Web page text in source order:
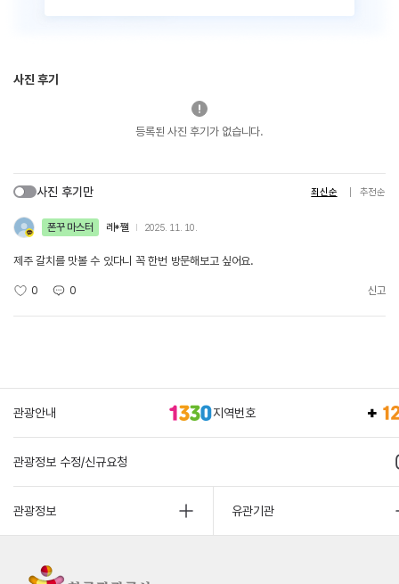
사진 후기
등록된 사진 후기가 없습니다.
사진 후기만 최신순 추천순
폰꾸 마스터 레*쨀 2025. 11. 10.
제주 갈치를 맛볼 수 있다니 꼭 한번 방문해보고 싶어요.
0 0 신고
관광안내 지역번호
관광정보 수정/신규요청
관광정보 유관기관